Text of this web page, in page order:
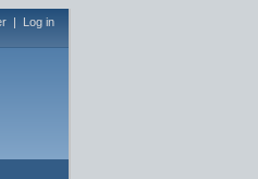
| Log in